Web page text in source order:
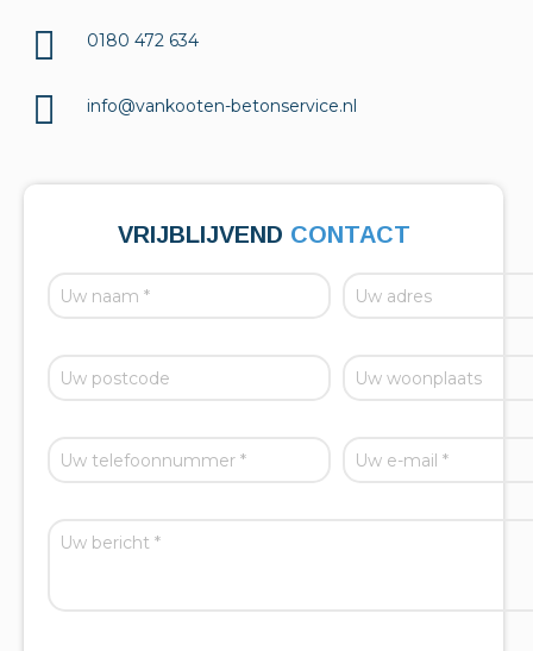
0180 472 634
info@vankooten-betonservice.nl
VRIJBLIJVEND CONTACT